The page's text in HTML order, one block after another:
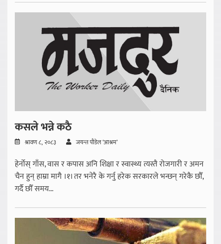
कसले भन्ने कठै
श्रावण ८, २०८३ जयन्त पौडेल ‘आश्रम’
हेर्नोस् गाँस, वास र कपास अनि शिक्षा र स्वास्थ्य त्यस्तै रोजगारी र अमन
चैन हुन् हाम्रा मागै ।१। तर भनेरै के गर्नु हरेक सरकारले भन्छन् गरेकै छौँ,
गर्दै छौँ समय...